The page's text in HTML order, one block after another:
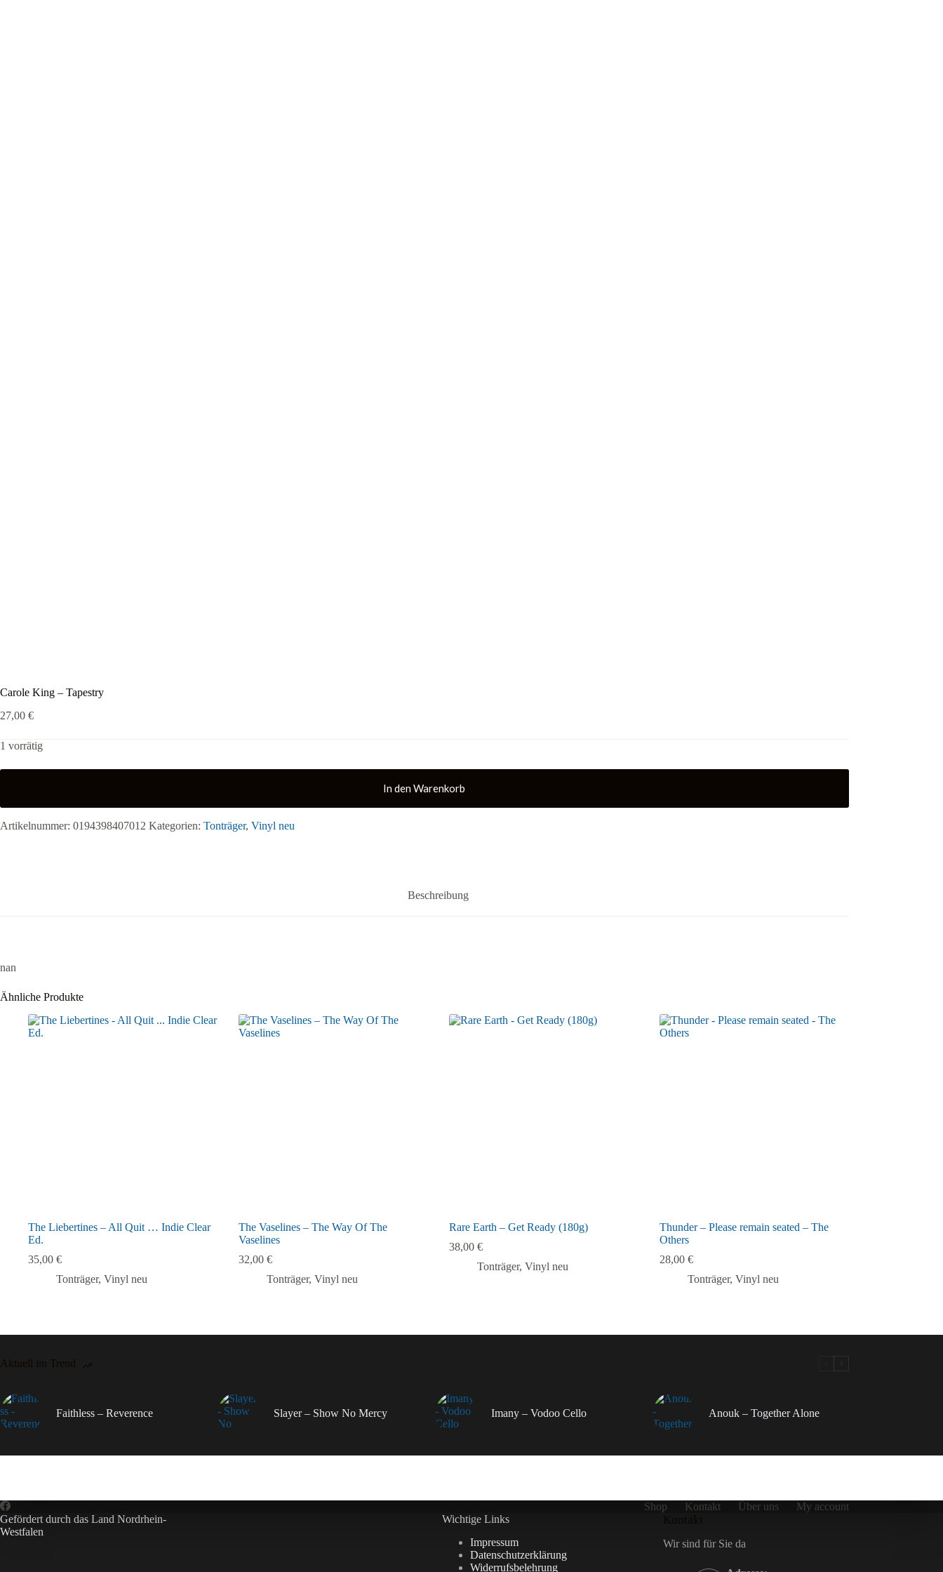
Carole King – Tapestry
27,00 €
1 vorrätig
In den Warenkorb
Artikelnummer: 0194398407012 Kategorien: Tonträger, Vinyl neu
Beschreibung
nan
Ähnliche Produkte
The Liebertines – All Quit … Indie Clear
Ed.
35,00 €
Tonträger, Vinyl neu
The Vaselines – The Way Of The
Vaselines
32,00 €
Tonträger, Vinyl neu
Rare Earth – Get Ready (180g)
38,00 €
Tonträger, Vinyl neu
Thunder – Please remain seated – The
Others
28,00 €
Tonträger, Vinyl neu
Aktuell im Trend
Faithless – Reverence Slayer – Show No Mercy Imany – Vodoo Cello Anouk – Together Alone
Shop Kontakt Über uns
My account
Gefördert durch das Land Nordrhein-
Westfalen
Wichtige Links
Impressum
Datenschutzerklärung
Widerrufsbelehrung
Wir sind für Sie da